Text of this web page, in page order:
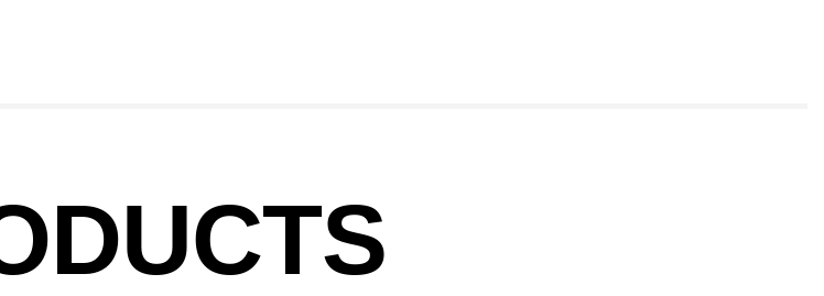
Volant 3 Branches Inox T26S/35